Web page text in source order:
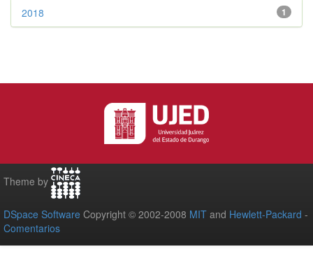
1
2018
Theme by
DSpace Software Copyright © 2002-2008 MIT and Hewlett-Packard -
Comentarios